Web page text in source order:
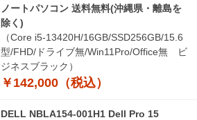
ノートパソコン 送料無料(沖縄県・離島を
除く)
（Core i5-13420H/16GB/SSD256GB/15.6
型/FHD/ドライブ無/Win11Pro/Office無 ビ
ジネスブラック）
￥142,000（税込）
DELL NBLA154-001H1 Dell Pro 15